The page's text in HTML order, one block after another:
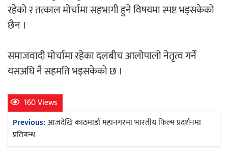
अर्जुन चन्द्रको ‘संवेदनाका प्रतिध्वनि’
रहेको र तत्काल मोर्चामा सहभागी हुने विषयमा स्पष्ट भइसकेको
छैन ।
समाजवादी मोर्चामा रहेका दलबीच आलोपालो नेतृत्व गर्ने
यसअघि नै सहमति भइसकेको छ ।
160 Views
Post
navigation
Previous:आजदेखि काठमाडौं महानगरमा भारतीय फिल्म प्रदर्शनमा
प्रतिबन्ध